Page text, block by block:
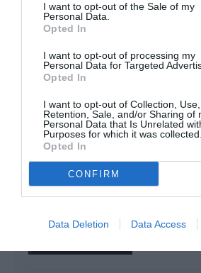
I want to opt-out of the Sale of my
Personal Data.
Opted In
I want to opt-out of processing my
Personal Data for Targeted
Opted In
I want to opt-out of Collection, Use,
Retention, Sale, and/or Sharing of
Personal Data that Is Unrelated
Purposes for which it was collected.
Opted In
CONFIRM
Data Deletion Data Access
LE 6 AOÛT
CIEL :
LE 5 AOÛT
DÉTRUIT